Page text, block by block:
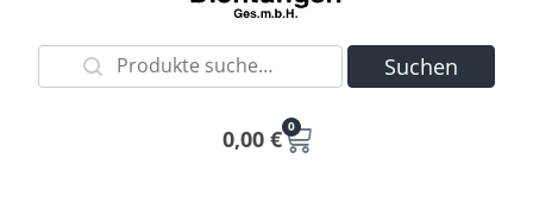
Suchen
0,00 € 0